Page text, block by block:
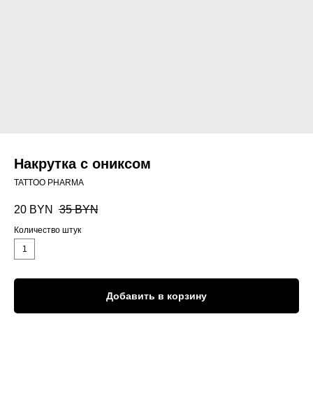
Накрутка с ониксом
TATTOO PHARMA
20 BYN 35 BYN
Количество штук
1
Добавить в корзину